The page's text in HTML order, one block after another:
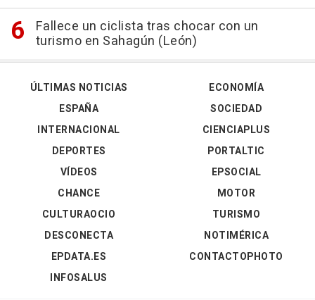
Fallece un ciclista tras chocar con un
turismo en Sahagún (León)
ÚLTIMAS NOTICIAS
ESPAÑA
INTERNACIONAL
DEPORTES
VÍDEOS
ECONOMÍA
SOCIEDAD
CIENCIAPLUS
PORTALTIC
EPSOCIAL
CHANCE
CULTURAOCIO
DESCONECTA
EPDATA.ES
INFOSALUS
MOTOR
TURISMO
NOTIMÉRICA
CONTACTOPHOTO